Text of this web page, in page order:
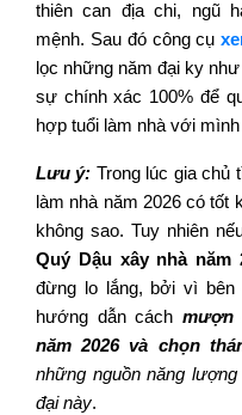
thiên can địa chi, ngũ
mệnh. Sau đó công cụ
lọc những năm đại ky
sự chính xác 100% để
hợp tuổi làm nhà với
Lưu ý: Trong lúc gia chủ
làm nhà năm 2026 có tốt
không sao. Tuy nhiên
Quý Dậu xây nhà năm
đừng lo lắng, bởi vì
hướng dẫn cách mượn
năm 2026 và chọn
những nguồn năng
đại này.